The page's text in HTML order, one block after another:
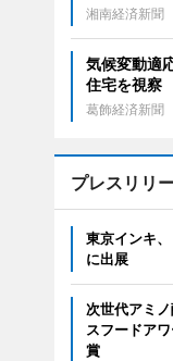
湘南経済新聞
気候変動適
住宅を視察
葛飾経済新聞
プレスリリ
東京インキ
に出展
次世代アミ
スフードア
賞